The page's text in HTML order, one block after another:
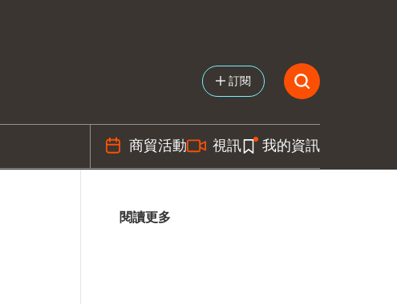
訂閱
商貿活動 視訊 我的資訊
閱讀更多